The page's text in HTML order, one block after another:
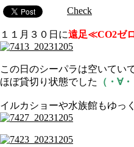
Check
１１月３０日に遠足≪CO2ゼ
この日のシーパラは空いてい
ほぼ貸切り状態でした
（・∀・
イルカショーや水族館もゆっ